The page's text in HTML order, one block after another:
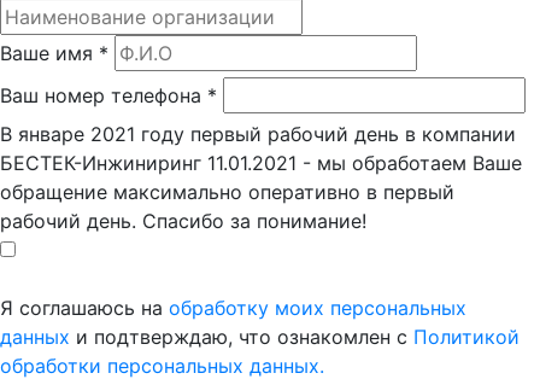
Ваше имя *
Ваш номер телефона *
В январе 2021 году первый рабочий день в компании
БЕСТЕК-Инжиниринг 11.01.2021 - мы обработаем Ваше
обращение максимально оперативно в первый
рабочий день. Спасибо за понимание!
Я соглашаюсь на обработку моих персональных
данных и подтверждаю, что ознакомлен с Политикой
обработки персональных данных.